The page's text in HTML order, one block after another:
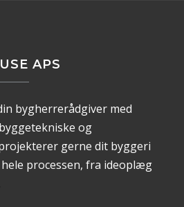
APS
bygherrerådgiver med
og
gerne dit byggeri
processen, fra ideoplæg